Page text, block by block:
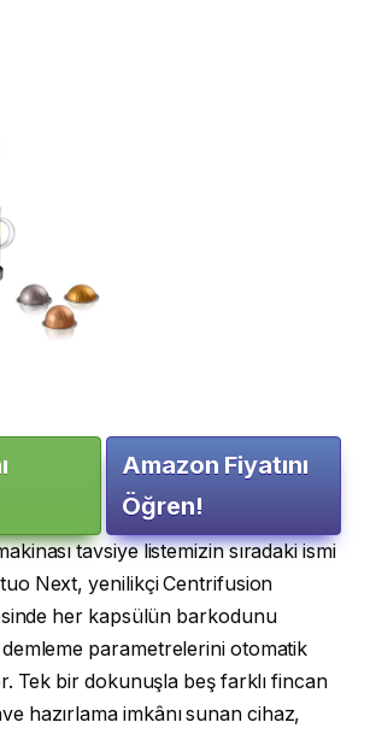
Amazon Fiyatını
Öğren!
tavsiye listemizin sıradaki ismi
Next, yenilikçi Centrifusion
her kapsülün barkodunu
parametrelerini otomatik
Tek bir dokunuşla beş farklı fincan
hazırlama imkânı sunan cihaz,